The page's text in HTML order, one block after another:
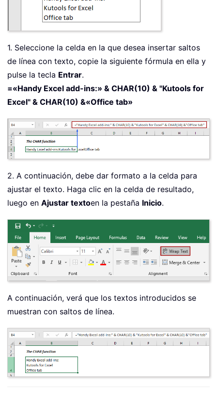
1. Seleccione la celda en la que desea insertar saltos
de línea con texto, copie la siguiente fórmula en ella y
pulse la tecla Entrar.
=«Handy Excel add-ins:» & CHAR(10) & "Kutools for
Excel" & CHAR(10) &«Office tab»
2. A continuación, debe dar formato a la celda para
ajustar el texto. Haga clic en la celda de resultado,
luego en Ajustar textoen la pestaña Inicio.
A continuación, verá que los textos introducidos se
muestran con saltos de línea.